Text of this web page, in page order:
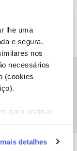
lhe uma
e segura.
nos
necessários
(cookies
para analisar
e
detalhes